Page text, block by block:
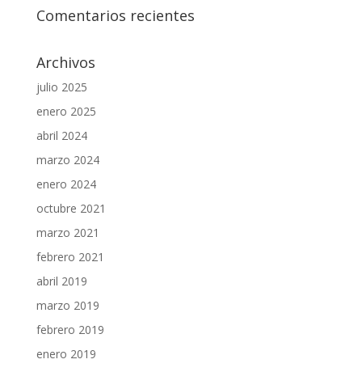
Comentarios recientes
Archivos
julio 2025
enero 2025
abril 2024
marzo 2024
enero 2024
octubre 2021
marzo 2021
febrero 2021
abril 2019
marzo 2019
febrero 2019
enero 2019